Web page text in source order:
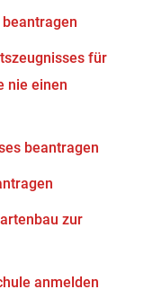
für
nie einen
beantragen
zur
anmelden